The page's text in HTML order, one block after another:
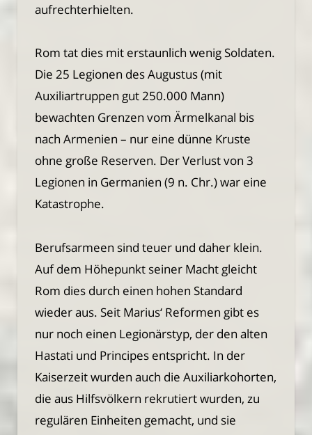
aufrechterhielten.
Rom tat dies mit erstaunlich wenig Soldaten.
Die 25 Legionen des Augustus (mit
Auxiliartruppen gut 250.000 Mann)
bewachten Grenzen vom Ärmelkanal bis
nach Armenien – nur eine dünne Kruste
ohne große Reserven. Der Verlust von 3
Legionen in Germanien (9 n. Chr.) war eine
Katastrophe.
Berufsarmeen sind teuer und daher klein.
Auf dem Höhepunkt seiner Macht gleicht
Rom dies durch einen hohen Standard
wieder aus. Seit Marius‘ Reformen gibt es
nur noch einen Legionärstyp, der den alten
Hastati und Principes entspricht. In der
Kaiserzeit wurden auch die Auxiliarkohorten,
die aus Hilfsvölkern rekrutiert wurden, zu
regulären Einheiten gemacht, und sie